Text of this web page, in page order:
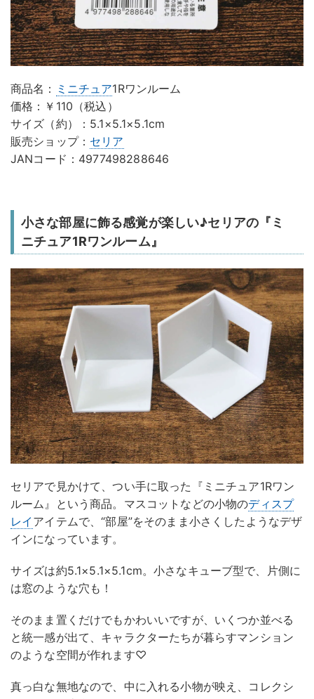
商品名： ミニチュア1Rワンルーム
価格：￥110（税込）
サイズ（約）：5.1×5.1×5.1cm
販売ショップ： セリア
JANコード：4977498288646
小さな部屋に飾る感覚が楽しい♪セリアの『ミ
ニチュア1Rワンルーム』
セリアで見かけて、つい手に取った『ミニチュア1Rワン
ルーム』という商品。マスコットなどの小物のディスプ
レイ アイテムで、“部屋”をそのまま小さくしたようなデザ
インになっています。
サイズは約5.1×5.1×5.1cm。小さなキューブ型で、片側に
は窓のような穴も！
そのまま置くだけでもかわいいですが、いくつか並べる
と統一感が出て、キャラクターたちが暮らすマンション
のような空間が作れます♡
真っ白な無地なので、中に入れる小物が映え、コレクシ